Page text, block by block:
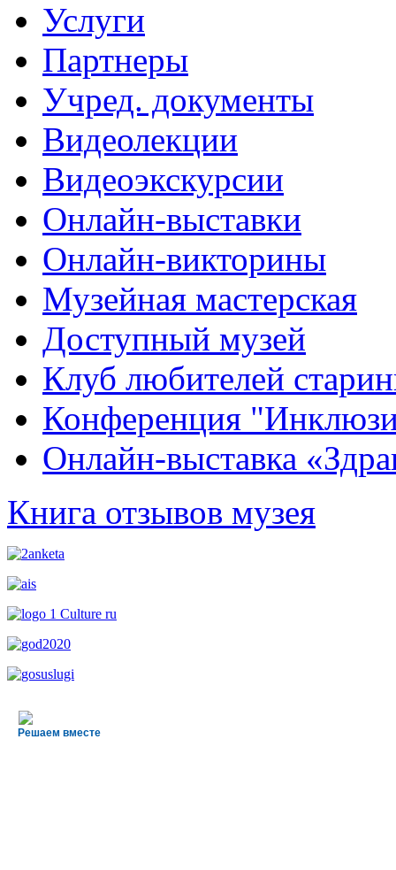
Услуги
Партнеры
Учред. документы
Видеолекции
Видеоэкскурсии
Онлайн-выставки
Онлайн-викторины
Музейная мастерская
Доступный музей
Клуб любителей
Конференция
Онлайн-выставка
Книга отзывов музея
Решаем вместе